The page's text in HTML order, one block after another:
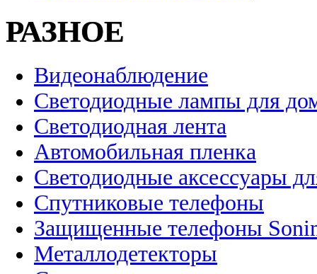
РАЗНОЕ
Видеонаблюдение
Светодиодные лампы для
Светодиодная лента
Автомобильная пленка
Светодиодные аксессуары
Спутниковые телефоны
Защищенные телефоны
Металлодетекторы